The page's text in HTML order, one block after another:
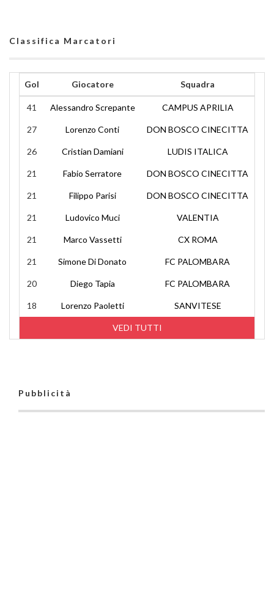
Classifica Marcatori
Gol Giocatore Squadra
VEDI TUTTI
41 Alessandro Screpante CAMPUS APRILIA
27 Lorenzo Conti DON BOSCO CINECITTA
26 Cristian Damiani LUDIS ITALICA
21 Fabio Serratore DON BOSCO CINECITTA
21 Filippo Parisi DON BOSCO CINECITTA
21 Ludovico Muci VALENTIA
21 Marco Vassetti CX ROMA
21 Simone Di Donato FC PALOMBARA
20 Diego Tapia FC PALOMBARA
18 Lorenzo Paoletti SANVITESE
Pubblicità